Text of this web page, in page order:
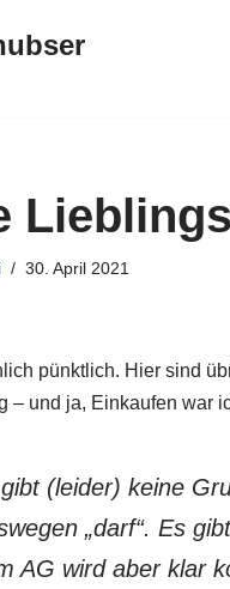
30. April 2021
pünktlich. Hier sind
– und ja, Einkaufen war
(leider) keine
„darf“. Es
AG wird aber klar